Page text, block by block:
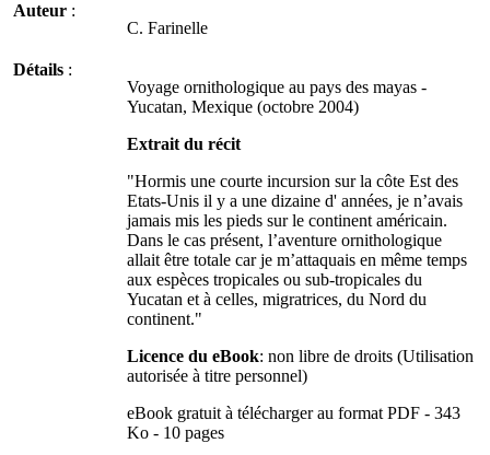
Auteur :
C. Farinelle
Détails :
Voyage ornithologique au pays des mayas -
Yucatan, Mexique (octobre 2004)
Extrait du récit
"Hormis une courte incursion sur la côte Est des
Etats-Unis il y a une dizaine d' années, je n’avais
jamais mis les pieds sur le continent américain.
Dans le cas présent, l’aventure ornithologique
allait être totale car je m’attaquais en même temps
aux espèces tropicales ou sub-tropicales du
Yucatan et à celles, migratrices, du Nord du
continent."
Licence du eBook: non libre de droits (Utilisation
autorisée à titre personnel)
eBook gratuit à télécharger au format PDF - 343
Ko - 10 pages